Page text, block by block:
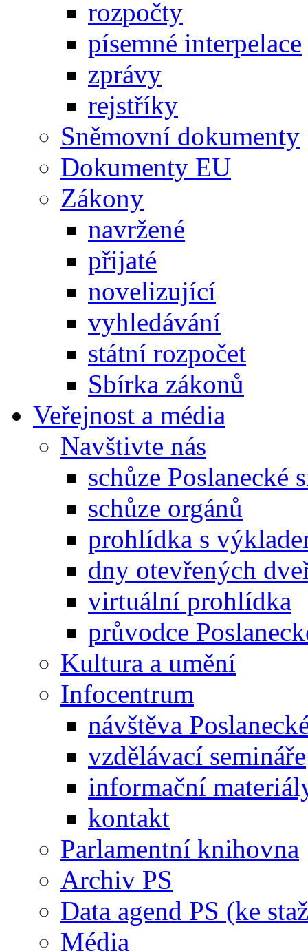
rozpočty
písemné interpelace
zprávy
rejstříky
Sněmovní dokumenty
Dokumenty EU
Zákony
navržené
přijaté
novelizující
vyhledávání
státní rozpočet
Sbírka zákonů
Veřejnost a média
Navštivte nás
schůze Poslanecké
schůze orgánů
prohlídka s
dny otevřených
virtuální prohlídka
průvodce
Kultura a umění
Infocentrum
návštěva
vzdělávací semináře
informační
kontakt
Parlamentní knihovna
Archiv PS
Data agend PS (ke
Média